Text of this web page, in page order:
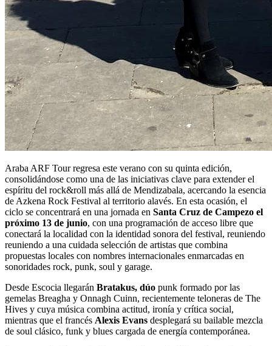
Araba ARF Tour regresa este verano con su quinta edición,
consolidándose como una de las iniciativas clave para extender el
espíritu del rock&roll más allá de Mendizabala, acercando la esencia
de Azkena Rock Festival al territorio alavés. En esta ocasión, el
ciclo se concentrará en una jornada en Santa Cruz de Campezo el
próximo 13 de junio, con una programación de acceso libre que
conectará la localidad con la identidad sonora del festival, reuniendo
reuniendo a una cuidada selección de artistas que combina
propuestas locales con nombres internacionales enmarcadas en
sonoridades rock, punk, soul y garage.
Desde Escocia llegarán Bratakus, dúo punk formado por las
gemelas Breagha y Onnagh Cuinn, recientemente teloneras de The
Hives y cuya música combina actitud, ironía y crítica social,
mientras que el francés Alexis Evans desplegará su bailable mezcla
de soul clásico, funk y blues cargada de energía contemporánea.